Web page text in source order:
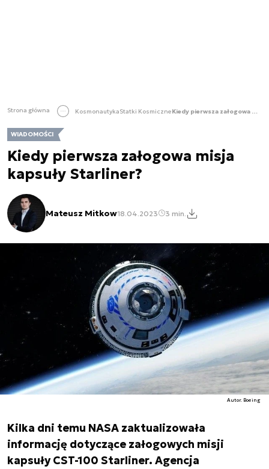
Strona główna KosmonautykaStatki Kosmiczne Kiedy pierwsza załogowa misja kapsuły Starliner?
WIADOMOŚCI
Kiedy pierwsza załogowa misja
kapsuły Starliner?
Mateusz Mitkow18.04.2023 3 min.
Autor. Boeing
Kilka dni temu NASA zaktualizowała
informację dotyczące załogowych misji
kapsuły CST-100 Starliner. Agencja